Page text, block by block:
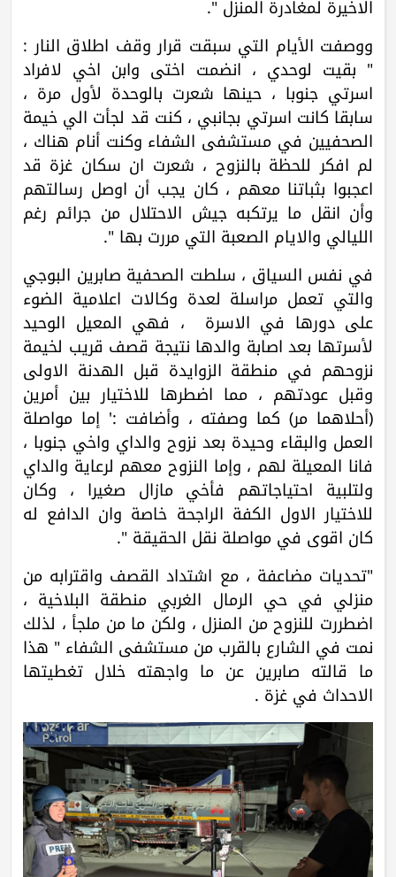
الاخيرة لمغادرة المنزل ".
ووصفت الأيام التي سبقت قرار وقف اطلاق النار :
" بقيت لوحدي ، انضمت اختى وابن اخي لافراد
اسرتي جنوبا ، حينها شعرت بالوحدة لأول مرة ،
سابقا كانت اسرتي بجانبي ، كنت قد لجأت الي خيمة
الصحفيين في مستشفى الشفاء وكنت أنام هناك ،
لم افكر للحظة بالنزوح ، شعرت ان سكان غزة قد
اعجبوا بثباتنا معهم ، كان يجب أن اوصل رسالتهم
وأن انقل ما يرتكبه جيش الاحتلال من جرائم رغم
الليالي والايام الصعبة التي مررت بها ".
في نفس السياق ، سلطت الصحفية صابرين البوجي
والتي تعمل مراسلة لعدة وكالات اعلامية الضوء
على دورها في الاسرة ، فهي المعيل الوحيد
لأسرتها بعد اصابة والدها نتيجة قصف قريب لخيمة
نزوحهم في منطقة الزوايدة قبل الهدنة الاولى
وقبل عودتهم ، مما اضطرها للاختيار بين أمرين
(أحلاهما مر) كما وصفته ، وأضافت :' إما مواصلة
العمل والبقاء وحيدة بعد نزوح والداي واخي جنوبا ،
فانا المعيلة لهم ، وإما النزوح معهم لرعاية والداي
ولتلبية احتياجاتهم فأخي مازال صغيرا ، وكان
للاختيار الاول الكفة الراجحة خاصة وان الدافع له
كان اقوى في مواصلة نقل الحقيقة ".
"تحديات مضاعفة ، مع اشتداد القصف واقترابه من
منزلي في حي الرمال الغربي منطقة البلاخية ،
اضطررت للنزوح من المنزل ، ولكن ما من ملجأ ، لذلك
نمت في الشارع بالقرب من مستشفى الشفاء " هذا
ما قالته صابرين عن ما واجهته خلال تغطيتها
الاحداث في غزة .